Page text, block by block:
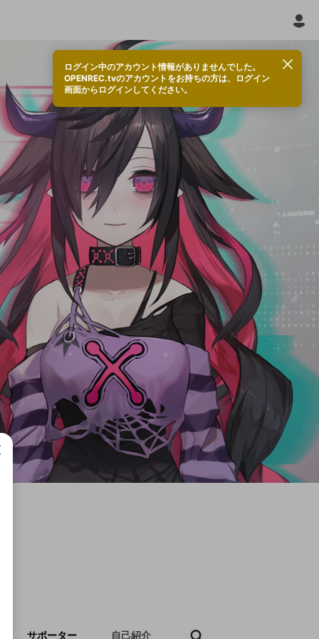
ログイン中のアカウント情報がありませんでした。
OPENREC.tvのアカウントをお持ちの方は、ログイン
画面からログインしてください。
サポーター 自己紹介